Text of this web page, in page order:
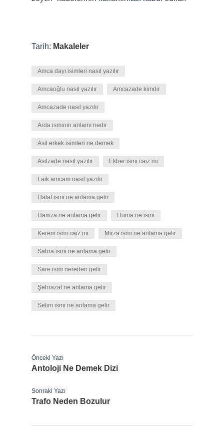
Tarih: Makaleler
Amca dayı isimleri nasıl yazılır
Amcaoğlu nasıl yazılır Amcazade kimdir
Amcazade nasıl yazılır
Arda isminin anlamı nedir
Asil erkek isimleri ne demek
Asilzade nasıl yazılır Ekber ismi caiz mi
Faik amcam nasıl yazılır
Halaf ismi ne anlama gelir
Hamza ne anlama gelir Huma ne ismi
Kerem ismi caiz mi Mirza ismi ne anlama gelir
Sahra ismi ne anlama gelir
Sare ismi nereden gelir
Şehrazat ne anlama gelir
Selim ismi ne anlama gelir
Önceki Yazı
Antoloji Ne Demek Dizi
Sonraki Yazı
Trafo Neden Bozulur